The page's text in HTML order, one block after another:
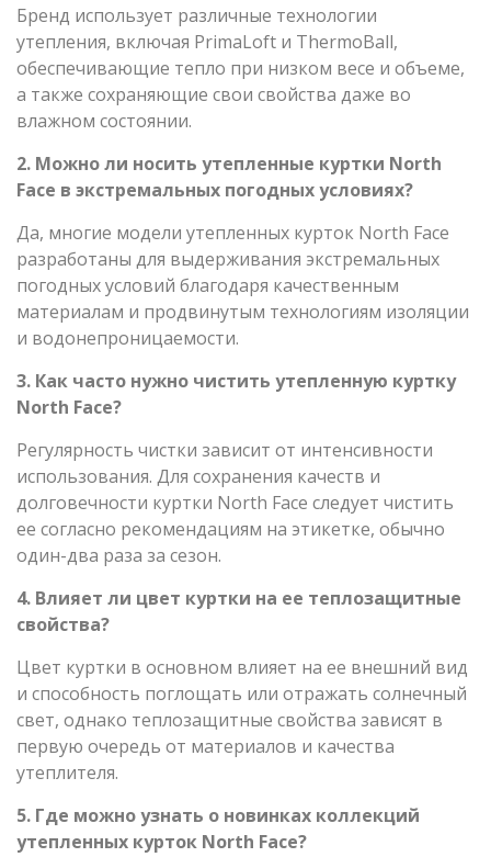
Бренд использует различные технологии
утепления, включая PrimaLoft и ThermoBall,
обеспечивающие тепло при низком весе и объеме,
а также сохраняющие свои свойства даже во
влажном состоянии.
2. Можно ли носить утепленные куртки North
Face в экстремальных погодных условиях?
Да, многие модели утепленных курток North Face
разработаны для выдерживания экстремальных
погодных условий благодаря качественным
материалам и продвинутым технологиям изоляции
и водонепроницаемости.
3. Как часто нужно чистить утепленную куртку
North Face?
Регулярность чистки зависит от интенсивности
использования. Для сохранения качеств и
долговечности куртки North Face следует чистить
ее согласно рекомендациям на этикетке, обычно
один-два раза за сезон.
4. Влияет ли цвет куртки на ее теплозащитные
свойства?
Цвет куртки в основном влияет на ее внешний вид
и способность поглощать или отражать солнечный
свет, однако теплозащитные свойства зависят в
первую очередь от материалов и качества
утеплителя.
5. Где можно узнать о новинках коллекций
утепленных курток North Face?